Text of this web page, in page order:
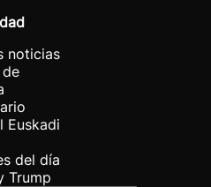
noticias
Euskadi
del día
Trump